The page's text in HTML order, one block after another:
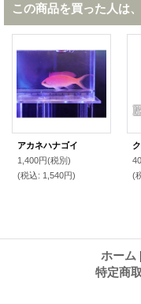
この商品を買った人は
アカネハナゴイ
1,400円(税別)
(税込: 1,540円)
(
ホーム |
特定商